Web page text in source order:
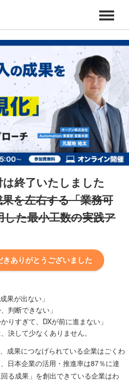
終了いたしました
を左右する「業務可
た最小工数の実践ア
ありがとうございました
果が出ない」
判断できない」
りすぎて、DXが前に進まない」
決して少なくありません。
成果につなげられている企業はごくわ
日本企業の活用・推進率は87％に達
る成果」を創出できている企業はわ